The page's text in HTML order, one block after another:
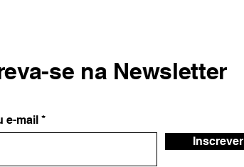
se na Newsletter
e-mail
Inscrever